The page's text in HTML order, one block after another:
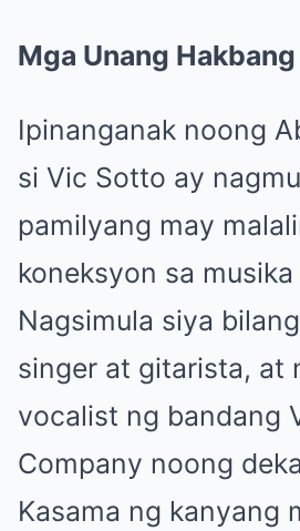
Mga Unang
Ipinanganak noong
si Vic Sotto ay
pamilyang may
koneksyon sa
Nagsimula siya
singer at gitarista, at
vocalist ng bandang
Company noong
Kasama ng kanyang